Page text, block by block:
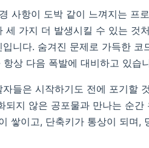
사항이 도박 같이 느껴지는 프
세 가지 더 발생시킬 수 있는 것
니다. 숨겨진 문제로 가득한
상 다음 폭발에 대비하고 있습
들은 시작하기도 전에 포기할
되지 않은 공포물과 만나는 순
쌓이고, 단축키가 통상이 되며,